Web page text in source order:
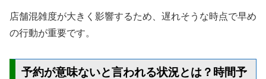
店舗混雑度が大きく影響するため、遅れそうな時点で早め
の行動が重要です。
予約が意味ないと言われる状況とは？時間予